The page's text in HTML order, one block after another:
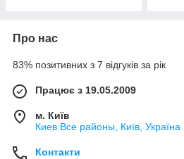
Про нас
83% позитивних з 7 відгуків за рік
Працює з 19.05.2009
м. Київ
Киев Все районы, Київ, Україна
Контакти